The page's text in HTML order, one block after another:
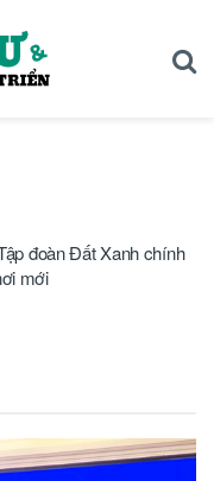
đoàn Đất Xanh chính
mới